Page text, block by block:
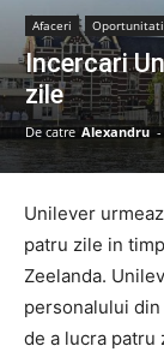
Afaceri Oportunitati
Incercari
zile
De catre Alexandru -
Unilever
patru zile in
Zeelanda.
personalului
de a lucra patru